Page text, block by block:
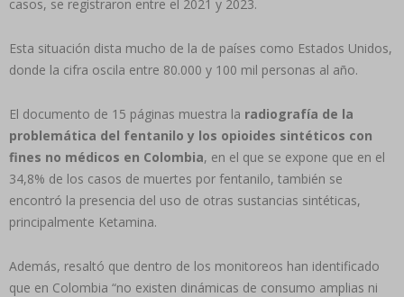
casos, se registraron entre el 2021 y 2023.
Esta situación dista mucho de la de países como Estados Unidos,
donde la cifra oscila entre 80.000 y 100 mil personas al año.
El documento de 15 páginas muestra la radiografía de la
problemática del fentanilo y los opioides sintéticos con
fines no médicos en Colombia, en el que se expone que en el
34,8% de los casos de muertes por fentanilo, también se
encontró la presencia del uso de otras sustancias sintéticas,
principalmente Ketamina.
Además, resaltó que dentro de los monitoreos han identificado
que en Colombia “no existen dinámicas de consumo amplias ni